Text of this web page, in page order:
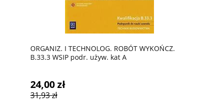
ORGANIZ. I TECHNOLOG. ROBÓT WYKOŃCZ.
B.33.3 WSIP podr. używ. kat A
24,00 zł
31,93 zł